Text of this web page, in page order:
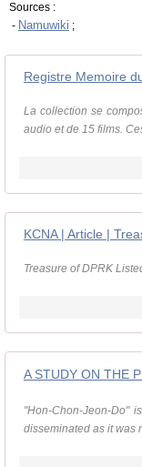
Sources :
- Namuwiki ;
Registre Memoire
La collection se
audio et de 15 films.
KCNA | Article |
Treasure of DPRK
A STUDY ON THE
"Hon-Chon-Jeon-Do"
disseminated as it was